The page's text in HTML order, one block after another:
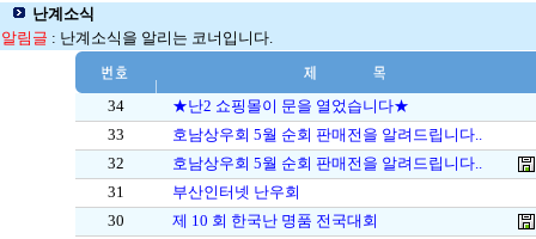
난계소식
알림글 : 난계소식을 알리는 코너입니다.
34
★난2 쇼핑몰이 문을 열었습니다★
33
호남상우회 5월 순회 판매전을 알려드립니다..
32
호남상우회 5월 순회 판매전을 알려드립니다..
31
부산인터넷 난우회
30
제 10 회 한국난 명품 전국대회